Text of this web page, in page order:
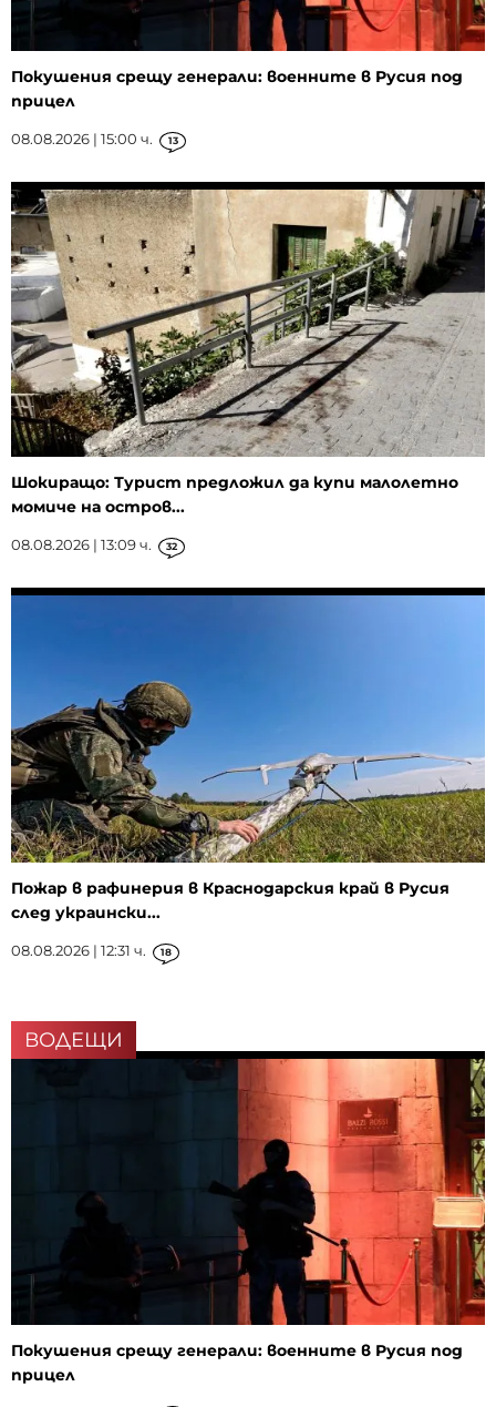
Покушения срещу генерали: военните в Русия под
прицел
08.08.2026 | 15:00 ч. 13
Шокиращо: Турист предложил да купи малолетно
момиче на остров...
08.08.2026 | 13:09 ч. 32
Пожар в рафинерия в Краснодарския край в Русия
след украински...
08.08.2026 | 12:31 ч. 18
ВОДЕЩИ
Покушения срещу генерали: военните в Русия под
прицел